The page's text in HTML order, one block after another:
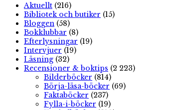
Aktuellt (216)
Bibliotek och butiker (15)
Bloggen (58)
Bokklubbar (8)
Efterlysningar (19)
Intervjuer (19)
Läsning (32)
Recensioner & boktips (2 223)
Bilderböcker (814)
Börja-läsa-böcker (69)
Faktaböcker (237)
Fylla-i-böcker (19)